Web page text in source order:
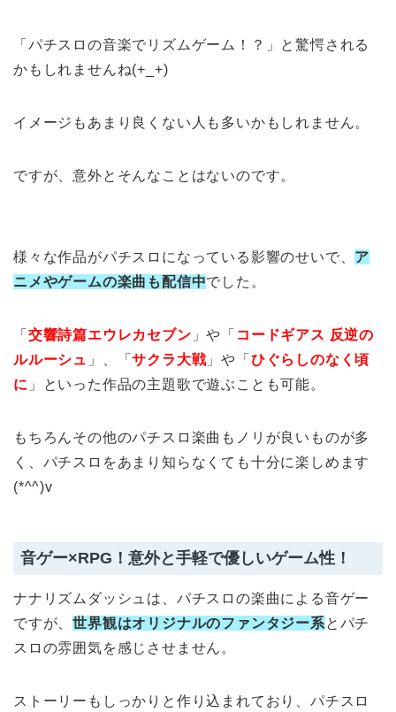
「パチスロの音楽でリズムゲーム！？」と驚愕される
かもしれませんね(+_+)
イメージもあまり良くない人も多いかもしれません。
ですが、意外とそんなことはないのです。
様々な作品がパチスロになっている影響のせいで、 ア
ニメやゲームの楽曲も配信中でした。
「 交響詩篇エウレカセブン 」や「 コードギアス 反逆の
ルルーシュ 」、「サクラ大戦」や「 ひぐらしのなく頃
に 」といった作品の主題歌で遊ぶことも可能。
もちろんその他のパチスロ楽曲もノリが良いものが多
く、パチスロをあまり知らなくても十分に楽しめます
(*^^)v
音ゲー×RPG！意外と手軽で優しいゲーム性！
ナナリズムダッシュは、パチスロの楽曲による音ゲー
ですが、世界観はオリジナルのファンタジー系とパチ
スロの雰囲気を感じさせません。
ストーリーもしっかりと作り込まれており、パチスロ